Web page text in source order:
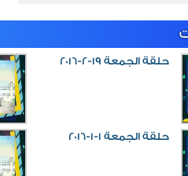
حلقة الجمعة 19-2-2016
حلقة الجمعة 1-1-2016